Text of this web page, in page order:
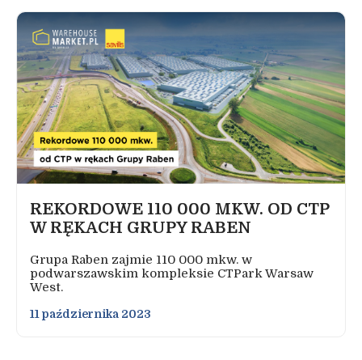
REKORDOWE 110 000 MKW. OD CTP
W RĘKACH GRUPY RABEN
Grupa Raben zajmie 110 000 mkw. w
podwarszawskim kompleksie CTPark Warsaw
West.
11 października 2023